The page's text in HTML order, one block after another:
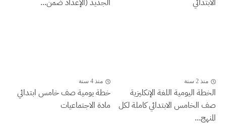
الابتدائي
الجديد (الإعداد ضمن...
منذ 2 سنة
الخطة اليومية اللغة الإنكليزية
صف الخامس الابتدائي كاملة لكل
المنهج...
منذ 4 سنة
خطة يومية صف خامس ابتدائي
مادة الاجتماعيات